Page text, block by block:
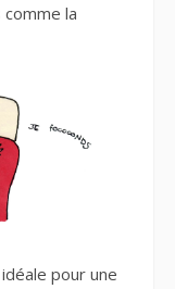
la
pour une